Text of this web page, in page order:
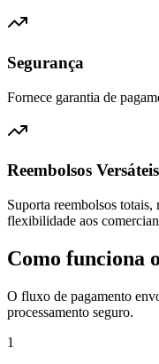
Segurança
Fornece garantia de
Reembolsos Versáteis
Suporta reembolsos
flexibilidade aos
Como funciona
O fluxo de pagamento
processamento seguro.
1